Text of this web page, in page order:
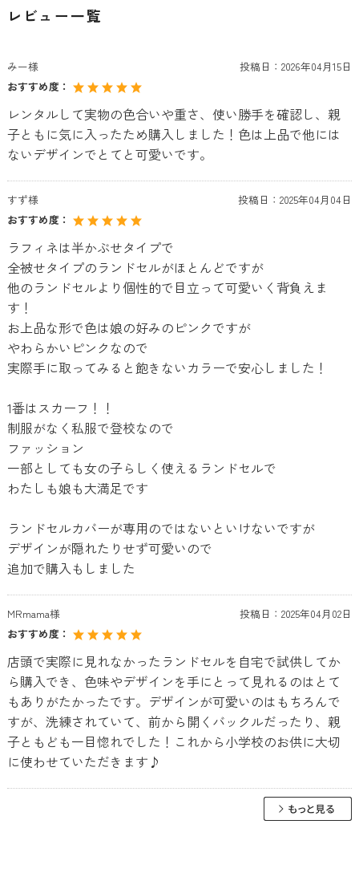
レビュー一覧
みー様 投稿日： 2026年04月15日
おすすめ度：
レンタルして実物の色合いや重さ、使い勝手を確認し、親
子ともに気に入ったため購入しました！色は上品で他には
ないデザインでとてと可愛いです。
すず様 投稿日： 2025年04月04日
おすすめ度：
ラフィネは半かぶせタイプで
全被せタイプのランドセルがほとんどですが
他のランドセルより個性的で目立って可愛いく背負えま
す！
お上品な形で色は娘の好みのピンクですが
やわらかいピンクなので
実際手に取ってみると飽きないカラーで安心しました！
1番はスカーフ！！
制服がなく私服で登校なので
ファッション
一部としても女の子らしく使えるランドセルで
わたしも娘も大満足です
ランドセルカバーが専用のではないといけないですが
デザインが隠れたりせず可愛いので
追加で購入もしました
MRmama様 投稿日： 2025年04月02日
おすすめ度：
店頭で実際に見れなかったランドセルを自宅で試供してか
ら購入でき、色味やデザインを手にとって見れるのはとて
もありがたかったです。デザインが可愛いのはもちろんで
すが、洗練されていて、前から開くバックルだったり、親
子ともども一目惚れでした！これから小学校のお供に大切
に使わせていただきます♪